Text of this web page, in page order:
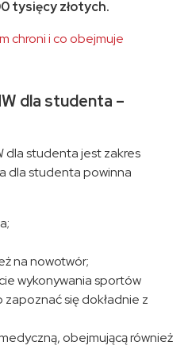
tysięcy złotych.
chroni i co obejmuje
dla studenta –
dla studenta jest zakres
dla studenta powinna
na nowotwór;
wykonywania sportów
się dokładnie z
obejmującą również